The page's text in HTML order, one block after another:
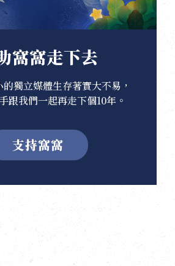
窩窩走下去
獨立媒體生存著實大不易，
跟我們一起再走下個10年。
支持窩窩